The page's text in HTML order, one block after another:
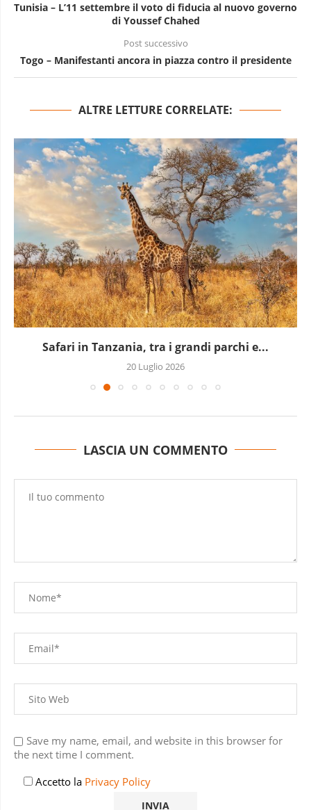
Tunisia – L’11 settembre il voto di fiducia al nuovo governo
di Youssef Chahed
Post successivo
Togo – Manifestanti ancora in piazza contro il presidente
ALTRE LETTURE CORRELATE:
Safari in Tanzania, tra i grandi parchi e...
20 Luglio 2026
LASCIA UN COMMENTO
Save my name, email, and website in this browser for
the next time I comment.
Accetto la Privacy Policy